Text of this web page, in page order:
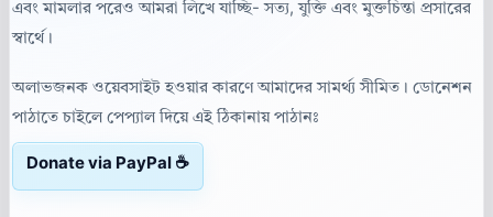
এবং মামলার পরেও আমরা লিখে যাচ্ছি- সত্য, যুক্তি এবং মুক্তচিন্তা প্রসারের
স্বার্থে।
অলাভজনক ওয়েবসাইট হওয়ার কারণে আমাদের সামর্থ্য সীমিত। ডোনেশন
পাঠাতে চাইলে পেপ্যাল দিয়ে এই ঠিকানায় পাঠানঃ
Donate via PayPal ☕